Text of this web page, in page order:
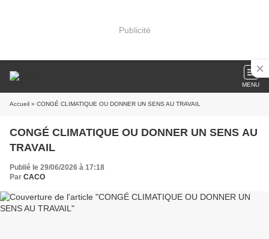
Publicité
MENU
Accueil » CONGÉ CLIMATIQUE OU DONNER UN SENS AU TRAVAIL
CONGÉ CLIMATIQUE OU DONNER UN SENS AU
TRAVAIL
Publié le 29/06/2026 à 17:18
Par CACO